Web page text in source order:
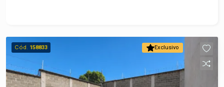
privilegiada. Agende uma visita com um
especialista Frias Neto.
Exclusivo
Cód. 158833